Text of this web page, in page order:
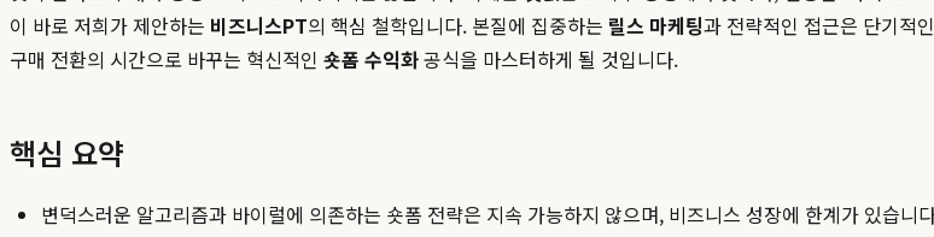
이 바로 저희가 제안하는 비즈니스PT의 핵심 철학입니다. 본질에 집중하는 릴스 마케팅과 전략적인 접근은 단기적
구매 전환의 시간으로 바꾸는 혁신적인 숏폼 수익화공식을 마스터하게 될 것입니다.
핵심 요약
변덕스러운 알고리즘과 바이럴에 의존하는 숏폼 전략은 지속 가능하지 않으며, 비즈니스 성장에 한계가 있습니